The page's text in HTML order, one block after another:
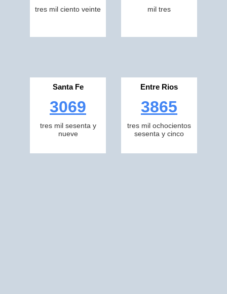
tres mil ciento veinte mil tres
Santa Fe
3069
tres mil sesenta y
nueve
Entre Rios
3865
tres mil ochocientos
sesenta y cinco